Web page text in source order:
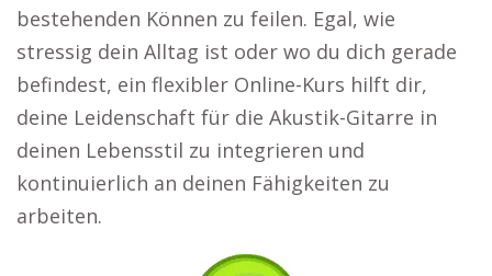
bestehenden Können zu feilen. Egal, wie
stressig dein Alltag ist oder wo du dich gerade
befindest, ein flexibler Online-Kurs hilft dir,
deine Leidenschaft für die Akustik-Gitarre in
deinen Lebensstil zu integrieren und
kontinuierlich an deinen Fähigkeiten zu
arbeiten.